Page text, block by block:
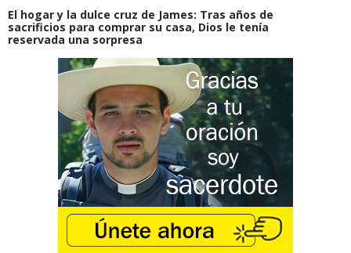
El hogar y la dulce cruz de James: Tras años de
sacrificios para comprar su casa, Dios le tenía
reservada una sorpresa